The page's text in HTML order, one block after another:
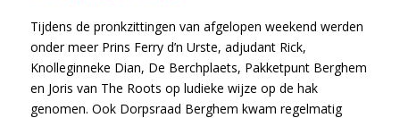
Tijdens de pronkzittingen van afgelopen weekend werden
onder meer Prins Ferry d’n Urste, adjudant Rick,
Knolleginneke Dian, De Berchplaets, Pakketpunt Berghem
en Joris van The Roots op ludieke wijze op de hak
genomen. Ook Dorpsraad Berghem kwam regelmatig